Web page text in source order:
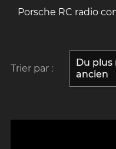
Porsche RC radio
Trier par :
Du plus
ancien